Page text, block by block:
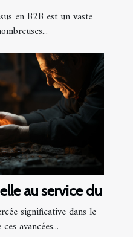
en B2B est un vaste
au service du
significative dans le
avancées...